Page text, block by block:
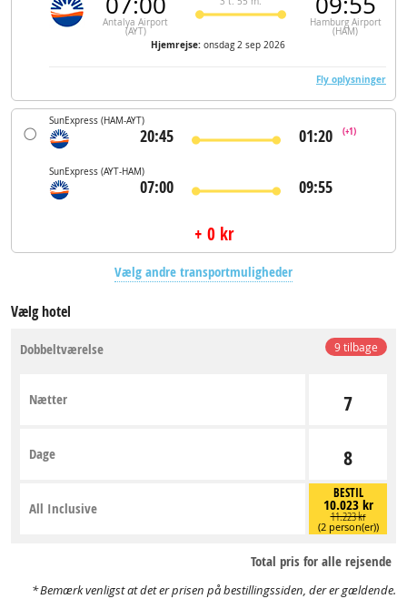
Antalya Airport
(AYT)
Hamburg Airport
(HAM)
Hjemrejse: onsdag 2 sep 2026
Fly oplysninger
SunExpress (HAM-AYT)
20:45 01:20 (+1)
SunExpress (AYT-HAM)
07:00 09:55
+ 0 kr
Vælg andre transportmuligheder
Vælg hotel
9 tilbage
Dobbeltværelse
7
Nætter
8
Dage
BESTIL
10.023 kr
11.223 kr
(2 person(er))
All Inclusive
Total pris for alle rejsende
Bemærk venligst at det er prisen på bestillingssiden, der er gældende.